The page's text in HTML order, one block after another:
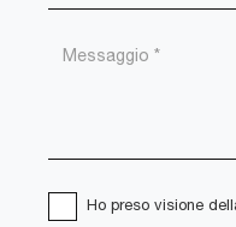
Ho preso visione